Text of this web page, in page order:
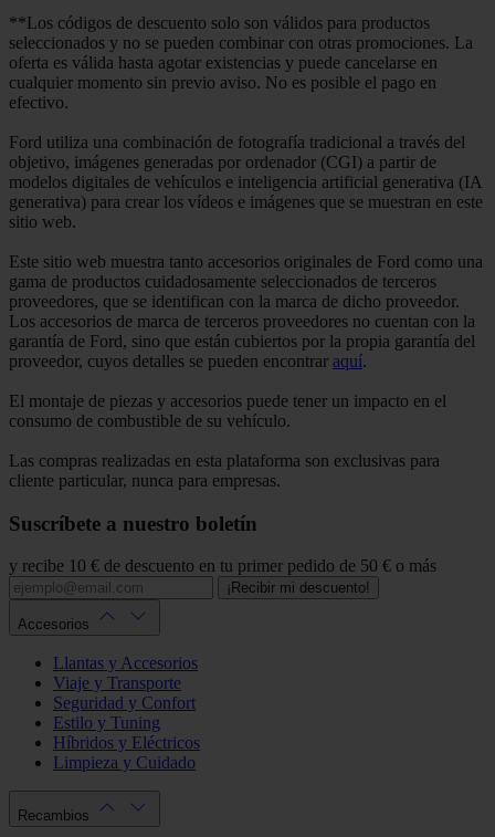
**Los códigos de descuento solo son válidos para productos
seleccionados y no se pueden combinar con otras promociones. La
oferta es válida hasta agotar existencias y puede cancelarse en
cualquier momento sin previo aviso. No es posible el pago en
efectivo.
Ford utiliza una combinación de fotografía tradicional a través del
objetivo, imágenes generadas por ordenador (CGI) a partir de
modelos digitales de vehículos e inteligencia artificial generativa (IA
generativa) para crear los vídeos e imágenes que se muestran en este
sitio web.
Este sitio web muestra tanto accesorios originales de Ford como una
gama de productos cuidadosamente seleccionados de terceros
proveedores, que se identifican con la marca de dicho proveedor.
Los accesorios de marca de terceros proveedores no cuentan con la
garantía de Ford, sino que están cubiertos por la propia garantía del
proveedor, cuyos detalles se pueden encontrar aquí.
El montaje de piezas y accesorios puede tener un impacto en el
consumo de combustible de su vehículo.
Las compras realizadas en esta plataforma son exclusivas para
cliente particular, nunca para empresas.
Suscríbete a nuestro boletín
y recibe 10 € de descuento en tu primer pedido de 50 € o más
¡Recibir mi descuento!
Accesorios
Llantas y Accesorios
Viaje y Transporte
Seguridad y Confort
Estilo y Tuning
Híbridos y Eléctricos
Limpieza y Cuidado
Recambios